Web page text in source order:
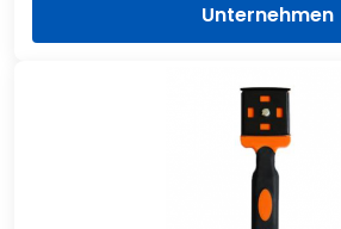
Unternehmen